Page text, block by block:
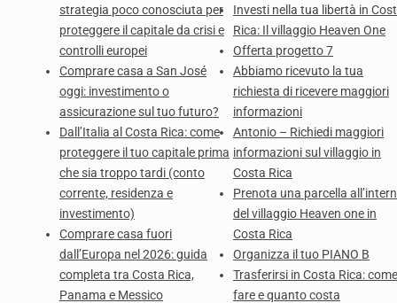
strategia poco conosciuta per
proteggere il capitale da crisi e
controlli europei
Comprare casa a San José
oggi: investimento o
assicurazione sul tuo futuro?
Dall’Italia al Costa Rica: come
proteggere il tuo capitale prima
che sia troppo tardi (conto
corrente, residenza e
investimento)
Comprare casa fuori
dall’Europa nel 2026: guida
completa tra Costa Rica,
Panama e Messico
Investi nella tua libertà in
Rica: Il villaggio Heaven One
Offerta progetto 7
Abbiamo ricevuto la tua
richiesta di ricevere maggiori
informazioni
Antonio – Richiedi maggiori
informazioni sul villaggio in
Costa Rica
Prenota una parcella
del villaggio Heaven one in
Costa Rica
Organizza il tuo PIANO B
Trasferirsi in Costa Rica: come
fare e quanto costa